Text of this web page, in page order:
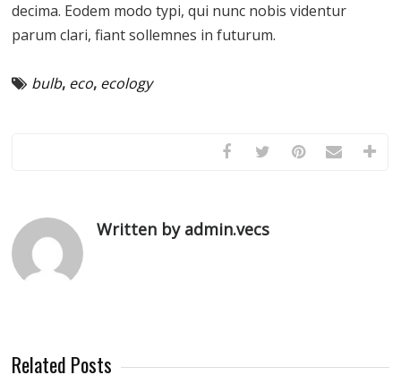
decima. Eodem modo typi, qui nunc nobis videntur
parum clari, fiant sollemnes in futurum.
bulb, eco, ecology
Written by admin.vecs
Related Posts